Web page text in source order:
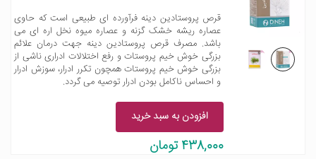
قرص پروستادین دینه فرآورده ای طبیعی است که حاوی
عصاره ریشه خشک گزنه و عصاره میوه نخل اره ای می
باشد. مصرف قرص پروستادین دینه جهت درمان علائم
بزرگی خوش خیم پروستات و رفع اختلالات ادراری ناشی از
بزرگی خوش خیم پروستات همچون تکرر ادرار، سوزش ادرار
و احساس ناکامل بودن ادرار توصیه می گردد.
افزودن به سبد خرید
438,000 تومان